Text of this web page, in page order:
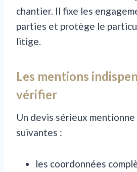
chantier. Il fixe les
parties et protège le
litige.
Les mentions
vérifier
Un devis sérieux
suivantes :
les coordonnées